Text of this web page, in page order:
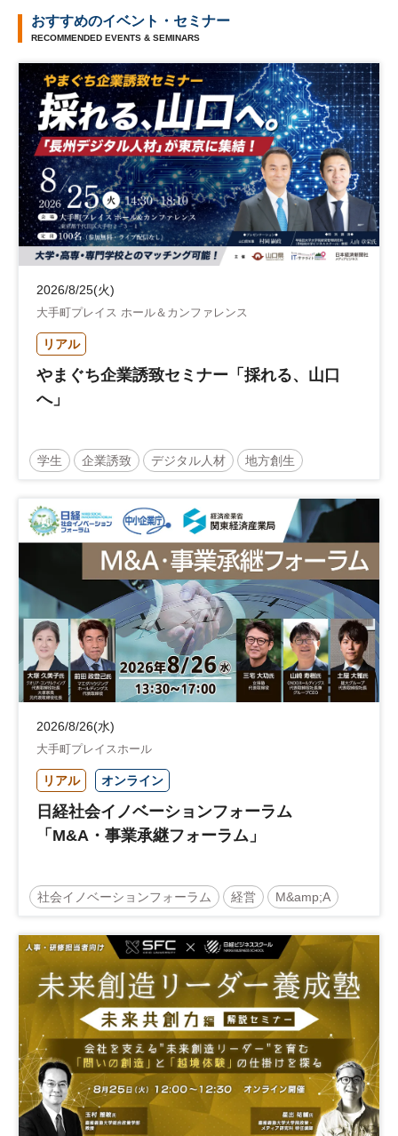
おすすめのイベント・セミナー
RECOMMENDED EVENTS & SEMINARS
2026/8/25(火)
大手町プレイス ホール＆カンファレンス
リアル
やまぐち企業誘致セミナー「採れる、山口
へ」
学生 企業誘致 デジタル人材 地方創生
地域活性化 自治体
2026/8/26(水)
大手町プレイスホール
リアル オンライン
日経社会イノベーションフォーラム
「M&A・事業承継フォーラム」
社会イノベーションフォーラム 経営 M&amp;A
事業承継 中堅中小企業
日経社会イノベーションフォーラム 参加無料